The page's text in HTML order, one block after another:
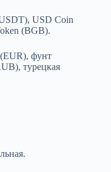
USD Coin
(BGB).
фунт
турецкая